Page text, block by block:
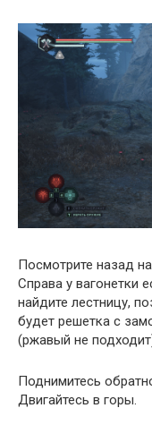
Посмотрите назад
Справа у вагонетки
найдите лестницу,
будет решетка с
(ржавый не
Поднимитесь
Двигайтесь в горы.